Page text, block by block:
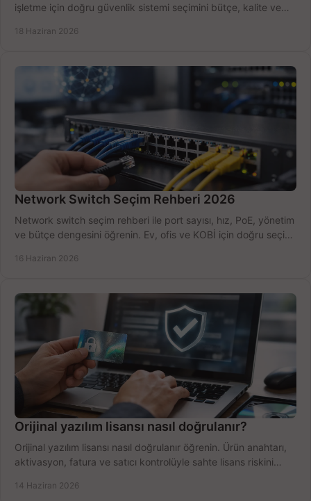
işletme için doğru güvenlik sistemi seçimini bütçe, kalite ve
18 Haziran 2026
Network Switch Seçim Rehberi 2026
Network switch seçim rehberi ile port sayısı, hız, PoE, yönetim
ve bütçe dengesini öğrenin. Ev, ofis ve KOBİ için doğru seçimi
16 Haziran 2026
Orijinal yazılım lisansı nasıl doğrulanır?
Orijinal yazılım lisansı nasıl doğrulanır öğrenin. Ürün anahtarı,
aktivasyon, fatura ve satıcı kontrolüyle sahte lisans riskini
14 Haziran 2026